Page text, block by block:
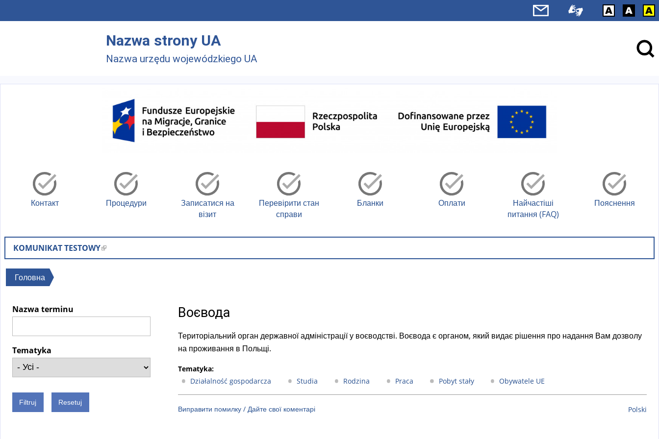
Nazwa strony UA
Nazwa urzędu wojewódzkiego UA
Контакт Процедури
Записатися на
візит
Перевірити стан
справи
Бланки Оплати
Найчастіші
питання (FAQ)
Пояснення
KOMUNIKAT TESTOWY(
l
e
e
Ви
тут
Головна
Nazwa terminu
Tematyka
Воєвода
Територіальний орган державної адміністрації у воєводстві. Воєвода є органом, який видає рішення про надання Вам дозволу
на проживання в Польщі.
Tematyka:
Działalność gospodarcza
Studia Rodzina Praca Pobyt stały Obywatele UE
Виправити помилку / Дайте свої коментарі Polski